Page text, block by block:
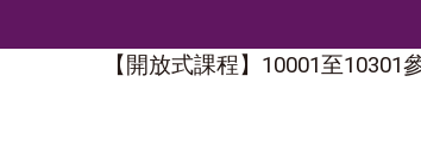
【開放式課程】10001至10301